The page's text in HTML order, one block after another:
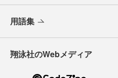
用語集
翔泳社のWebメディア